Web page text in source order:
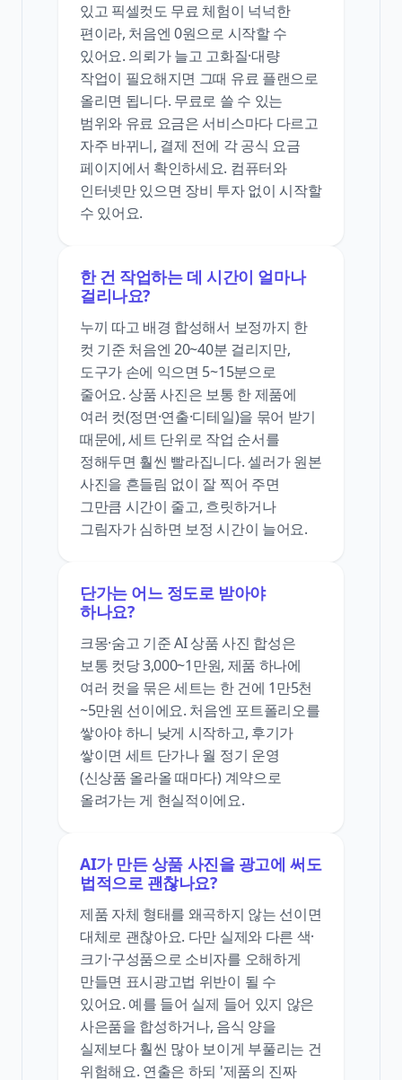
있고 픽셀컷도 무료 체험이 넉넉한
편이라, 처음엔 0원으로 시작할 수
있어요. 의뢰가 늘고 고화질·대량
작업이 필요해지면 그때 유료 플랜으로
올리면 됩니다. 무료로 쓸 수 있는
범위와 유료 요금은 서비스마다 다르고
자주 바뀌니, 결제 전에 각 공식 요금
페이지에서 확인하세요. 컴퓨터와
인터넷만 있으면 장비 투자 없이 시작할
수 있어요.
한 건 작업하는 데 시간이 얼마나
걸리나요?
누끼 따고 배경 합성해서 보정까지 한
컷 기준 처음엔 20~40분 걸리지만,
도구가 손에 익으면 5~15분으로
줄어요. 상품 사진은 보통 한 제품에
여러 컷(정면·연출·디테일)을 묶어 받기
때문에, 세트 단위로 작업 순서를
정해두면 훨씬 빨라집니다. 셀러가 원본
사진을 흔들림 없이 잘 찍어 주면
그만큼 시간이 줄고, 흐릿하거나
그림자가 심하면 보정 시간이 늘어요.
단가는 어느 정도로 받아야
하나요?
크몽·숨고 기준 AI 상품 사진 합성은
보통 컷당 3,000~1만원, 제품 하나에
여러 컷을 묶은 세트는 한 건에 1만5천
~5만원 선이에요. 처음엔 포트폴리오를
쌓아야 하니 낮게 시작하고, 후기가
쌓이면 세트 단가나 월 정기 운영
(신상품 올라올 때마다) 계약으로
올려가는 게 현실적이에요.
AI가 만든 상품 사진을 광고에 써도
법적으로 괜찮나요?
제품 자체 형태를 왜곡하지 않는 선이면
대체로 괜찮아요. 다만 실제와 다른 색·
크기·구성품으로 소비자를 오해하게
만들면 표시광고법 위반이 될 수
있어요. 예를 들어 실제 들어 있지 않은
사은품을 합성하거나, 음식 양을
실제보다 훨씬 많아 보이게 부풀리는 건
위험해요. 연출은 하되 '제품의 진짜